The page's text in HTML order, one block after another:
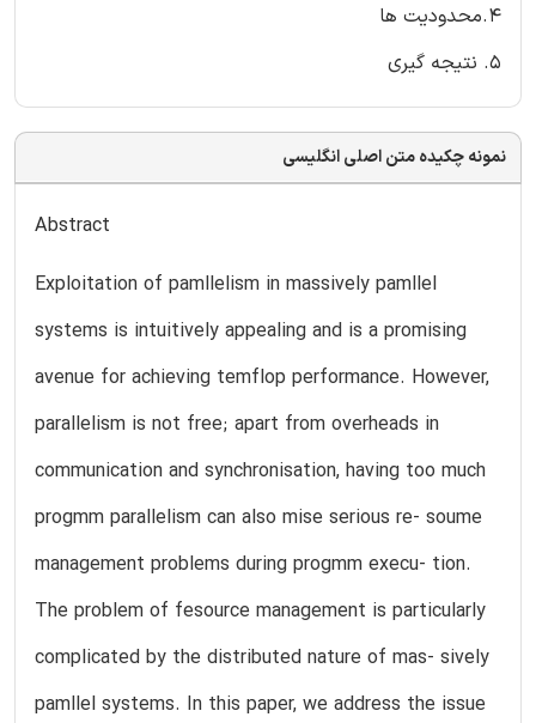
4.محدودیت ها
5. نتیجه گیری
نمونه چکیده متن اصلی انگلیسی
Abstract
Exploitation of pamllelism in massively pamllel
systems is intuitively appealing and is a promising
avenue for achieving temflop performance. However,
parallelism is not free; apart from overheads in
communication and synchronisation, having too much
progmm parallelism can also mise serious re- soume
management problems during progmm execu- tion.
The problem of fesource management is particularly
complicated by the distributed nature of mas- sively
pamllel systems. In this paper, we address the issue